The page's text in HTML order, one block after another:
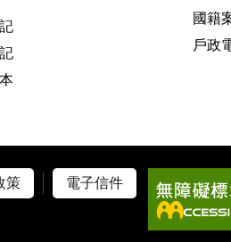
國籍
戶政
策 電子信件